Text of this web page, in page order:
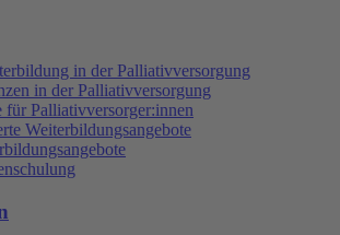
in der Palliativversorgung
in der Palliativversorgung
für Palliativversorger:innen
Weiterbildungsangebote